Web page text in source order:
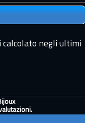
calcolato negli ultimi